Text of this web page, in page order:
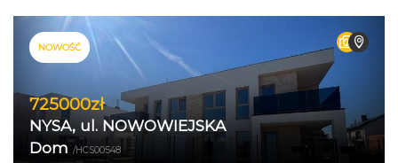
NOWOŚĆ
725000zł
NYSA, ul. NOWOWIEJSKA
Dom /HCS00548